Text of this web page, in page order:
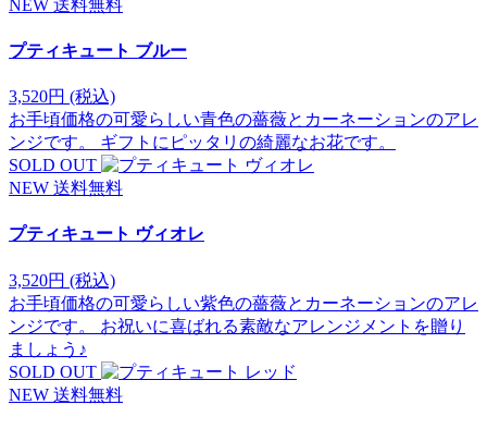
NEW 送料無料
プティキュート ブルー
3,520円 (税込)
お手頃価格の可愛らしい青色の薔薇とカーネーションのアレ
ンジです。 ギフトにピッタリの綺麗なお花です。
SOLD OUT
NEW 送料無料
プティキュート ヴィオレ
3,520円 (税込)
お手頃価格の可愛らしい紫色の薔薇とカーネーションのアレ
ンジです。 お祝いに喜ばれる素敵なアレンジメントを贈り
ましょう♪
SOLD OUT
NEW 送料無料